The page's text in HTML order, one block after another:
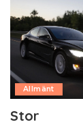
Allmänt
Stor